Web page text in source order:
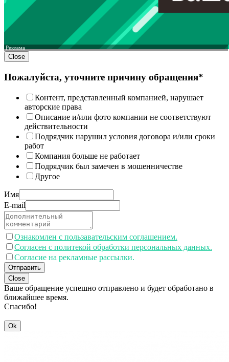
Реклама
Close
Пожалуйста, уточните причину обращения*
Контент, представленный компанией, нарушает
авторские права
Описание и/или фото компании не соответствуют
действительности
Подрядчик нарушил условия договора и/или сроки
работ
Компания больше не работает
Подрядчик был замечен в мошенничестве
Другое
Имя
E-mail
Ознакомлен с пользавательским соглашением.
Согласен с политекой обработки персональных данных.
Согласие на рекламные рассылки.
Отправить
Close
Ваше обращение успешно отправлено и будет обработано в
ближайшее время.
Спасибо!
Ok